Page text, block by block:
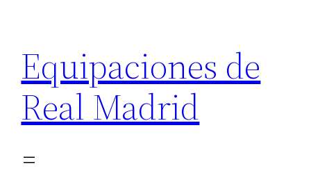
contenido
Equipaciones de
Real Madrid